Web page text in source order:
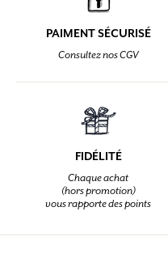
PAIMENT SÉCURISÉ
Consultez nos CGV
FIDÉLITÉ
Chaque achat
(hors promotion)
vous rapporte des points